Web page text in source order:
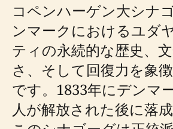
コペンハーゲン大シナ
ンマークにおけるユダ
ティの永続的な歴史、
さ、そして回復力を象
です。1833年にデンマ
人が解放された後に落成